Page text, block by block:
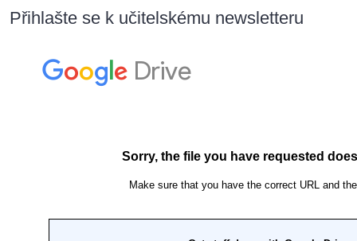
Přihlašte se k učitelskému newsletteru